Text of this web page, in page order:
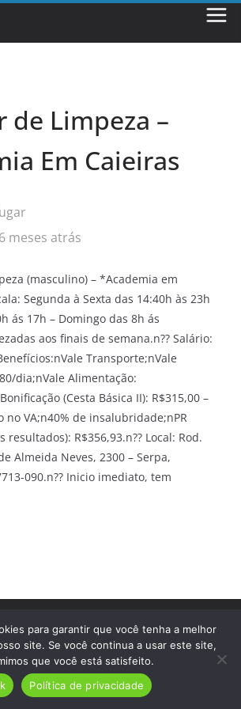
de Limpeza –
Em Caieiras
meses atrás
(masculino) – *Academia em
Segunda à Sexta das 14:40h às 23h
ás 17h – Domingo das 8h ás
aos finais de semana.n?? Salário:
Transporte;nVale
dia;nVale Alimentação:
(Cesta Básica II): R$315,00 –
no VA;n40% de insalubridade;nPR
resultados): R$356,93.n?? Local: Rod.
Almeida Neves, 2300 – Serpa,
090.n?? Inicio imediato, tem
para garantir que você tenha a melhor
site. Se você continua a usar este site,
que você está satisfeito.
Política de privacidade